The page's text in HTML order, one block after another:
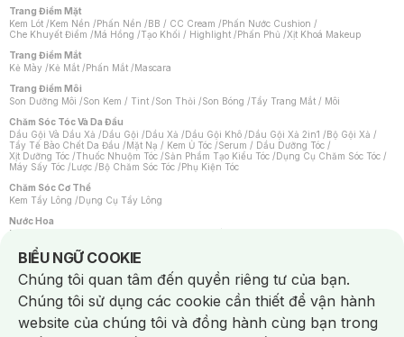
Trang Điểm Mặt
Kem Lót /Kem Nền /Phấn Nền /BB / CC Cream /Phấn Nước Cushion /
Che Khuyết Điểm /Má Hồng /Tạo Khối / Highlight /Phấn Phủ /Xịt Khoá Makeup
Trang Điểm Mắt
Kẻ Mày /Kẻ Mắt /Phấn Mắt /Mascara
Trang Điểm Môi
Son Dưỡng Môi /Son Kem / Tint /Son Thỏi /Son Bóng /Tẩy Trang Mắt / Môi
Chăm Sóc Tóc Và Da Đầu
Dầu Gội Và Dầu Xả /Dầu Gội /Dầu Xả /Dầu Gội Khô /Dầu Gội Xả 2in1 /Bộ Gội Xả /
Tẩy Tế Bào Chết Da Đầu /Mặt Nạ / Kem Ủ Tóc /Serum / Dầu Dưỡng Tóc /
Xịt Dưỡng Tóc /Thuốc Nhuộm Tóc /Sản Phẩm Tạo Kiểu Tóc /Dụng Cụ Chăm Sóc Tóc /
Máy Sấy Tóc /Lược /Bộ Chăm Sóc Tóc /Phụ Kiện Tóc
Chăm Sóc Cơ Thể
Kem Tẩy Lông /Dụng Cụ Tẩy Lông
Nước Hoa
Nước Hoa Nữ
Chăm Sóc Cá Nhân
Chống Muỗi /Khẩu Trang /Máy Massage/Mặt Nạ Xông Hơi /Nước Rửa Tay/
Sản Phẩm Chăm Sóc Khác /Bàn Chải Đánh Răng /Bàn Chải Điện/
Hỗ Trợ Trắng Răng/Kem Đánh Răng /Máy Tăm Nước/ Nước Súc Miệng/
Tăm / Chỉ Nha Khoa/ Xịt Thơm Miệng / Dung Dịch Vệ Sinh/Dưỡng Vùng Kín/
Khăn Ướt Vệ Sinh Vùng Kín/Băng Vệ Sinh/Tampon/Bọt Cạo Râu /Dao Cạo Râu/
Máy Cạo Râu
BIỂU NGỮ COOKIE
Notice about cookies usage
Chúng tôi quan tâm đến quyền riêng tư của bạn.
Chúng tôi sử dụng các cookie cần thiết để vận hành
website của chúng tôi và đồng hành cùng bạn trong